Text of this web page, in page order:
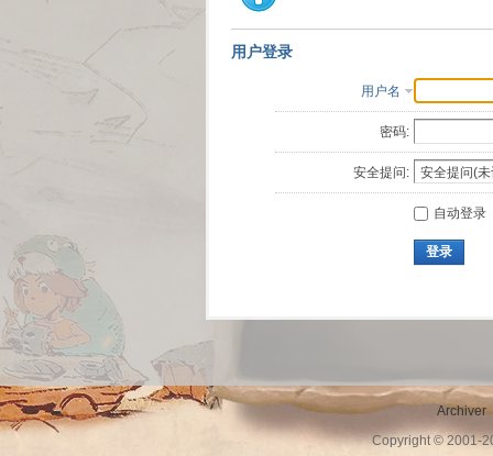
用户登录
用户名
密码:
安全提问:
自动登录
登录
Archiver
Copyright © 2001-